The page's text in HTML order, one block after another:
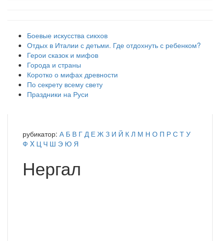
Боевые искусства сикхов
Отдых в Италии с детьми. Где отдохнуть с ребенком?
Герои сказок и мифов
Города и страны
Коротко о мифах древности
По секрету всему свету
Праздники на Руси
рубикатор: А Б В Г Д Е Ж З И Й К Л М Н О П Р С Т У
Ф X Ц Ч Ш Э Ю Я
Нергал